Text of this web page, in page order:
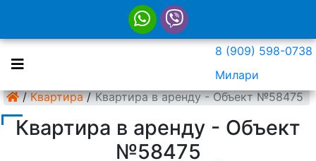
8 (909) 598-0738
Милари
/ Квартира / Квартира в аренду - Объект №58475
Квартира в аренду - Объект
№58475